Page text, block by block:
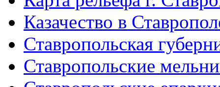
Казачество в
Ставропольская
Ставропольские